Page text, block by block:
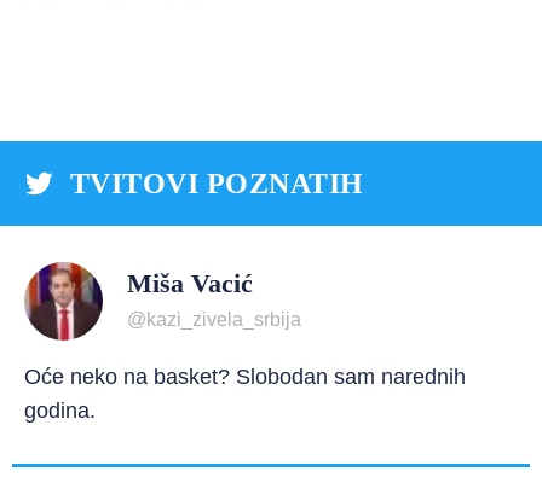
TVITOVI POZNATIH
Miša Vacić
@kazi_zivela_srbija
Oće neko na basket? Slobodan sam narednih
godina.